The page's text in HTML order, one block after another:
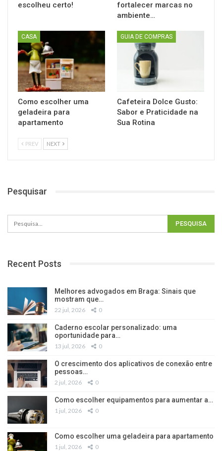
escolheu certo!
fortalecer marcas no
ambiente…
CASA
Como escolher uma
geladeira para
apartamento
GUIA DE COMPRAS
Cafeteira Dolce Gusto:
Sabor e Praticidade na
Sua Rotina
PREV NEXT
Pesquisar
Recent Posts
Melhores advogados em Braga: Sinais que
mostram que…
22 jul, 2026 0
Caderno escolar personalizado: uma
oportunidade para…
13 jul, 2026 0
O crescimento dos aplicativos de conexão entre
pessoas…
2 jul, 2026 0
Como escolher equipamentos para aumentar a…
1 jul, 2026 0
Como escolher uma geladeira para apartamento
1 jul, 2026 0